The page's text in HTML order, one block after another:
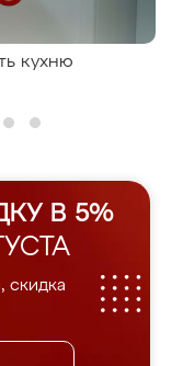
кухню
В 5%
скидка